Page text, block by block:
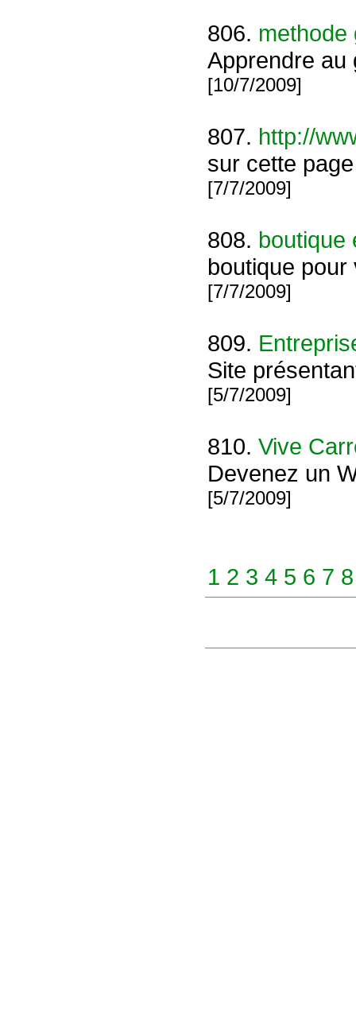
806. methode
Apprendre au
[10/7/2009]
807. http://
sur cette
[7/7/2009]
808. boutique
boutique
[7/7/2009]
809.
Site
[5/7/2009]
810. Vive
Devenez un
[5/7/2009]
1 2 3 4 5 6 7 8